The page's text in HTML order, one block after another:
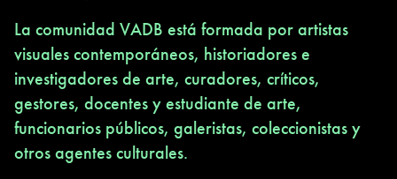
La comunidad VADB está formada por artistas
visuales contemporáneos, historiadores e
investigadores de arte, curadores, críticos,
gestores, docentes y estudiante de arte,
funcionarios públicos, galeristas, coleccionistas y
otros agentes culturales.